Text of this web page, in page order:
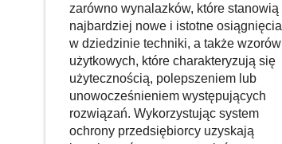
zarówno wynalazków, które stanowią
najbardziej nowe i istotne osiągnięcia
w dziedzinie techniki, a także wzorów
użytkowych, które charakteryzują się
użytecznością, polepszeniem lub
unowocześnieniem występujących
rozwiązań. Wykorzystując system
ochrony przedsiębiorcy uzyskają